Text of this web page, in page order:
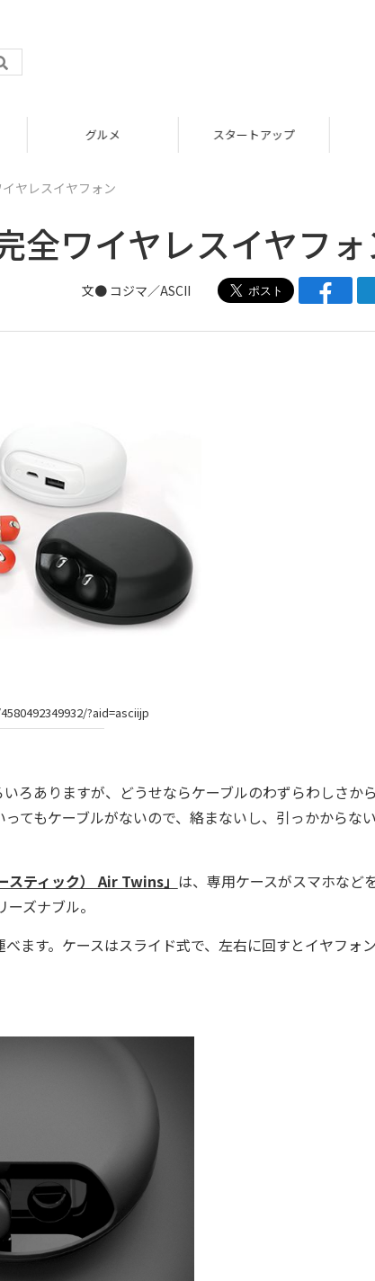
グルメ スタートアップ
ヤレスイヤフォン
全ワイヤレスイヤフ
文● コジマ／ASCII
?aid=asciijp
ありますが、どうせならケーブルのわずらわしさか
てもケーブルがないので、絡まないし、引っかからない
スティック） Air Twins」 は、専用ケースがスマホなど
ズナブル。
ます。ケースはスライド式で、左右に回すとイヤフォ